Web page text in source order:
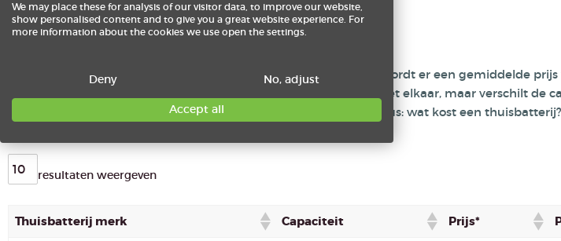
Terugverdientijd
De kosten van een thuisbatterij vergelijk is niet gemakkelijk. Zo wordt er een gemiddelde
e de prijzen van een thuisbatterij wilt vergelijken met elkaar, maar verschilt de
per kWh. Ieder merk heeft ook nog eens zijn voor – en nadelen. Dus: wat kost een thuisbatterij?
resultaten weergeven
Thuisbatterij merk Capaciteit Prijs*
We may place these for analysis of our visitor data, to improve our website,
show personalised content and to give you a great website experience. For
more information about the cookies we use open the settings.
Deny No, adjust
Accept all